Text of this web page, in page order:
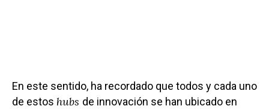
En este sentido, ha recordado que todos y cada uno
de estos hubs de innovación se han ubicado en